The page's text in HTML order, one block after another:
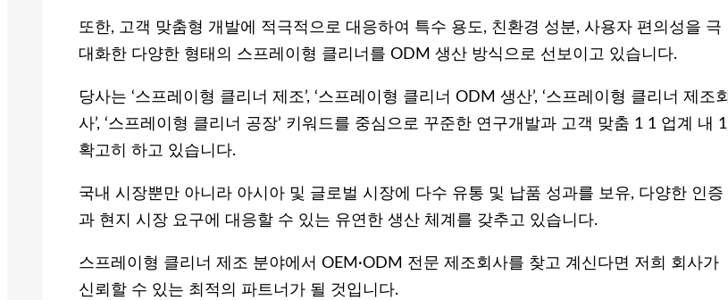
또한, 고객 맞춤형 개발에 적극적으로 대응하여 특수 용도, 친환경 성분, 사용자 편의성을 극
대화한 다양한 형태의 스프레이형 클리너를 ODM 생산 방식으로 선보이고 있습니다.
당사는 ‘스프레이형 클리너 제조’, ‘스프레이형 클리너 ODM 생산’, ‘스프레이형 클리너 제조회
사’, ‘스프레이형 클리너 공장’ 키워드를 중심으로 꾸준한 연구개발과 고객 맞춤 1 1 업계 내 1
확고히 하고 있습니다.
국내 시장뿐만 아니라 아시아 및 글로벌 시장에 다수 유통 및 납품 성과를 보유, 다양한 인증
과 현지 시장 요구에 대응할 수 있는 유연한 생산 체계를 갖추고 있습니다.
스프레이형 클리너 제조 분야에서 OEM·ODM 전문 제조회사를 찾고 계신다면 저희 회사가
신뢰할 수 있는 최적의 파트너가 될 것입니다.